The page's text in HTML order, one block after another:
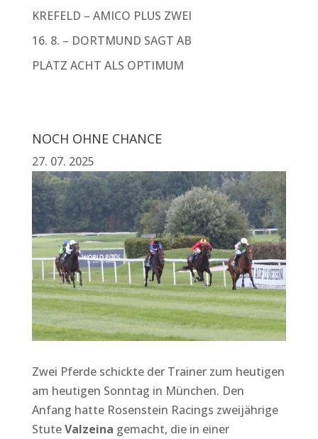
KREFELD – AMICO PLUS ZWEI
16. 8. – DORTMUND SAGT AB
PLATZ ACHT ALS OPTIMUM
NOCH OHNE CHANCE
27. 07. 2025
Zwei Pferde schickte der Trainer zum heutigen
am heutigen Sonntag in München. Den
Anfang hatte Rosenstein Racings zweijährige
StuteValzeina gemacht, die in einer